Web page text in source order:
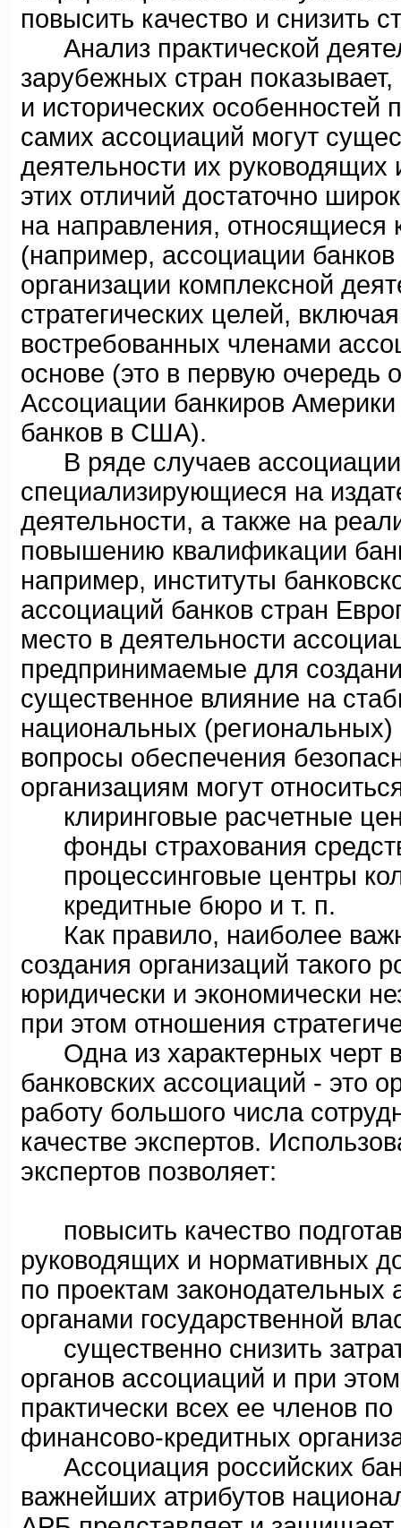
повысить качество и снизить
Анализ практической
зарубежных стран
и исторических особенностей
самих ассоциаций могут
деятельности их
этих отличий достаточно
на направления,
(например, ассоциации
организации комплексной
стратегических целей,
востребованных членами
основе (это в первую очередь
Ассоциации банкиров
банков в США).
В ряде случаев ассоциации
специализирующиеся на
деятельности, а также на
повышению квалификации
например, институты
ассоциаций банков стран
место в деятельности
предпринимаемые для
существенное влияние на
национальных
вопросы обеспечения
организациям могут
клиринговые расчетные
фонды страхования
процессинговые центры
кредитные бюро и т. п.
Как правило, наиболее
создания организаций такого
юридически и экономически
при этом отношения
Одна из характерных черт в
банковских ассоциаций - это
работу большого числа
качестве экспертов.
экспертов позволяет:
повысить качество
руководящих и нормативных
по проектам
органами государственной
существенно снизить
органов ассоциаций и при
практически всех ее членов
финансово-кредитных
Ассоциация российских
важнейших атрибутов